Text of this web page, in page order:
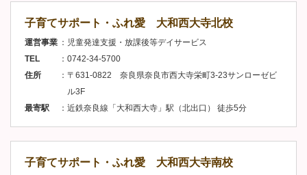
子育てサポート・ふれ愛 大和西大寺北校
運営事業
児童発達支援・放課後等デイサービス
TEL
0742-34-5700
住所
〒631-0822 奈良県奈良市西大寺栄町3-23サンローゼビ
ル3F
最寄駅
近鉄奈良線「大和西大寺」駅（北出口） 徒歩5分
子育てサポート・ふれ愛 大和西大寺南校